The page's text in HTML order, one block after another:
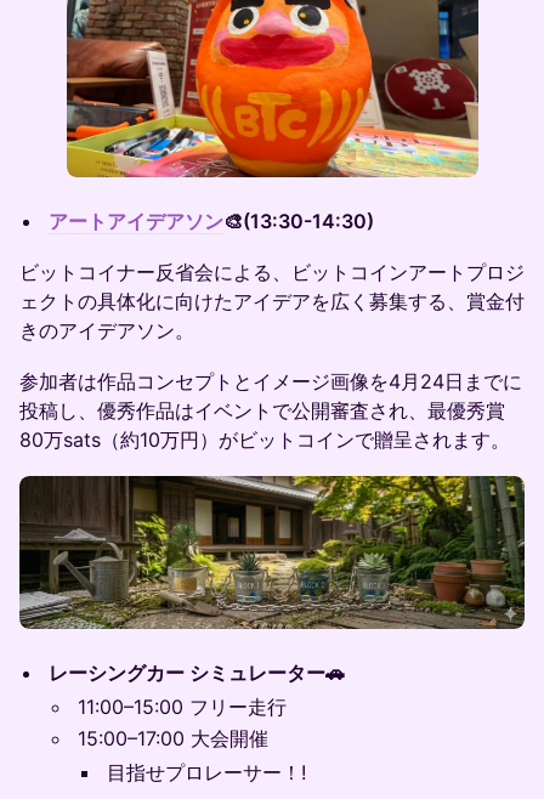
アートアイデアソン🎨(13:30-14:30)
ビットコイナー反省会による、ビットコインアートプロジ
ェクトの具体化に向けたアイデアを広く募集する、賞金付
きのアイデアソン。
参加者は作品コンセプトとイメージ画像を4月24日までに
投稿し、優秀作品はイベントで公開審査され、最優秀賞
80万sats（約10万円）がビットコインで贈呈されます。
レーシングカー シミュレーター🚗
11:00–15:00 フリー走行
15:00–17:00 大会開催
目指せプロレーサー！!